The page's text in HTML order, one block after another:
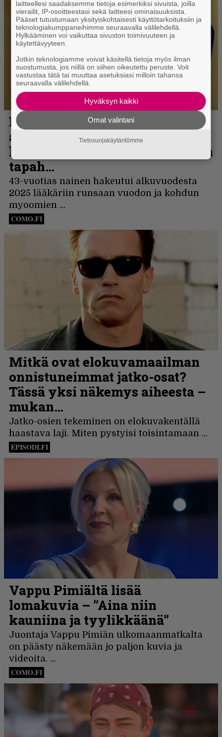
laitteellesi saadaksemme tietoja esimerkiksi sivuista, joilla
vierailit, IP-osoitteestasi sekä laitteesi ominaisuuksista.
Pääset tutustumaan yksityiskohtaisesti käyttötarkoituksiin ja
teknologiakumppaneihimme seuraavalla välilehdellä.
Hylkääminen voi vaikuttaa sivuston toimivuuteen ja
käytettävyyteen.
Jotkin teknologiamme voivat käsitellä tietoja myös ilman
suostumusta, jos niillä on siihen oikeutettu peruste. Voit
vastustaa tätä tai muuttaa asetuksiasi milloin tahansa
seuraavalla välilehdellä.
Hyväksyn kaikki
Omat valintani
Tietosuojakäytäntömme